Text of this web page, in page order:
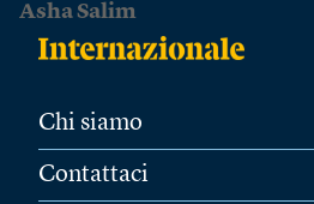
Asha Salim
Chi siamo
Contattaci